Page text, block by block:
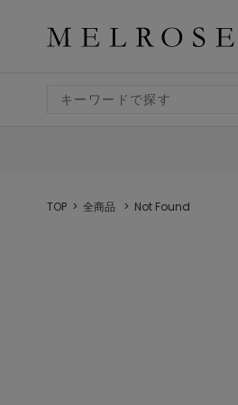
TOP 全商品 Not Found